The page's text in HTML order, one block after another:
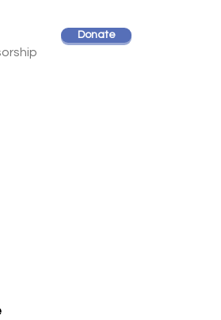
Donate